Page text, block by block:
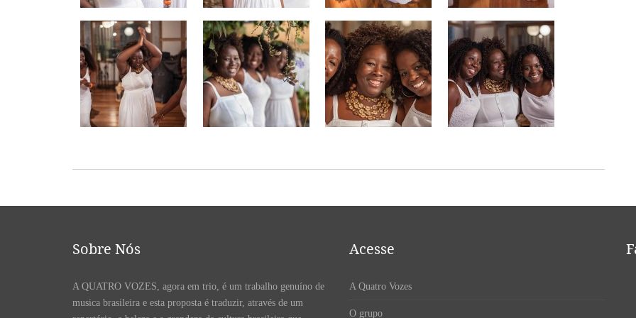
Sobre Nós
A QUATRO VOZES, agora em trio, é um trabalho genuíno de
musica brasileira e esta proposta é traduzir, através de um
Acesse
A Quatro Vozes
O grupo